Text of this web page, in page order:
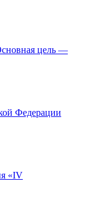
цель —
Федерации
«IV